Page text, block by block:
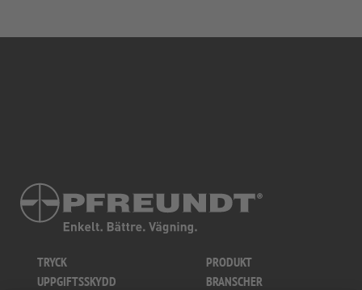
TRYCK
UPPGIFTSSKYDD
PRODUKT
BRANSCHER